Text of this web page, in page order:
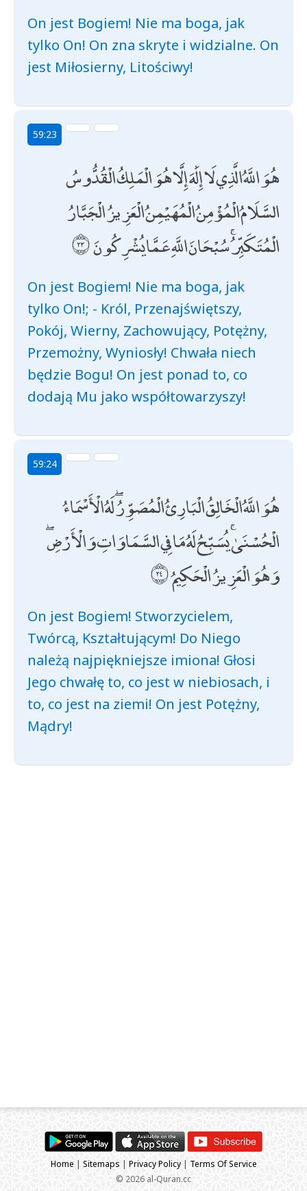
On jest Bogiem! Nie ma boga, jak
tylko On! On zna skryte i widzialne. On
jest Miłosierny, Litościwy!
59:23
هُوَ اللَّهُ الَّذِي لَا إِلَٰهَ إِلَّا هُوَ الْمَلِكُ الْقُدُّوسُ
السَّلَامُ الْمُؤْمِنُ الْمُهَيْمِنُ الْعَزِيزُ الْجَبَّارُ
الْمُتَكَبِّرُ ۚ سُبْحَانَ اللَّهِ عَمَّا يُشْرِكُونَ
On jest Bogiem! Nie ma boga, jak
tylko On!; - Król, Przenajświętszy,
Pokój, Wierny, Zachowujący, Potężny,
Przemożny, Wyniosły! Chwała niech
będzie Bogu! On jest ponad to, co
dodają Mu jako współtowarzyszy!
59:24
هُوَ اللَّهُ الْخَالِقُ الْبَارِئُ الْمُصَوِّرُ ۖ لَهُ الْأَسْمَاءُ
الْحُسْنَىٰ ۚ يُسَبِّحُ لَهُ مَا فِي السَّمَاوَاتِ وَالْأَرْضِ ۖ
وَهُوَ الْعَزِيزُ الْحَكِيمُ
On jest Bogiem! Stworzycielem,
Twórcą, Kształtującym! Do Niego
należą najpiękniejsze imiona! Głosi
Jego chwałę to, co jest w niebiosach, i
to, co jest na ziemi! On jest Potężny,
Mądry!
Home | Sitemaps | Privacy Policy| Terms Of Service
© 2026 al-Quran.cc